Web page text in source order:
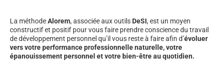
La méthodeAlorem, associée aux outils DeSI, est un moyen
constructif et positif pour vous faire prendre conscience du travail
de développement personnel qu’il vous reste à faire afin d’évoluer
vers votre performance professionnelle naturelle, votre
épanouissement personnel et votre bien-être au quotidien.